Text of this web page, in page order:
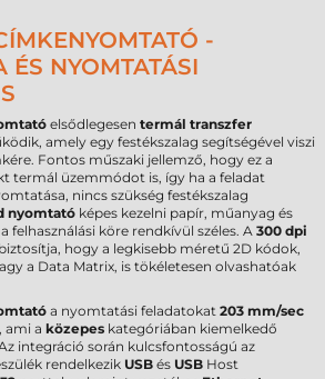
-
ÉS NYOMTATÁSI
elsődlegesen termál transzfer
amely egy festékszalag segítségével viszi
Fontos műszaki jellemző, hogy ez a
termál üzemmódot is, így ha a feladat
nincs szükség festékszalag
nyomtató képes kezelni papír, műanyag és
felhasználási köre rendkívül széles. A 300 dpi
hogy a legkisebb méretű 2D kódok,
a Data Matrix, is tökéletesen olvashatóak
a nyomtatási feladatokat 203 mm/sec
ami a közepes kategóriában kiemelkedő
integráció során kulcsfontosságú az
rendelkezik USB és USB Host